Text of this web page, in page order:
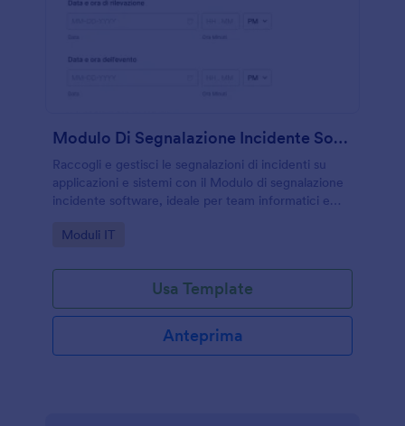
Modulo Di Segnalazione Incidente Software
Raccogli e gestisci le segnalazioni di incidenti su
applicazioni e sistemi con il Modulo di segnalazione
incidente software, ideale per team informatici e
avanzamento e chiusura.
Go to Category:
Moduli IT
Usa Template
Anteprima